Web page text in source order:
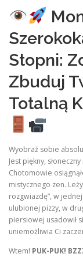
Stopni:
Zbuduj
Totalną
Wyobraź sobie
Jest piękny,
Chotomowie
mistycznego zen.
rozgwiazdę”, w
ulubionej pizzy, w
piersiowej usadowił
uniemożliwia Ci
Wtem! PUK-PUK!